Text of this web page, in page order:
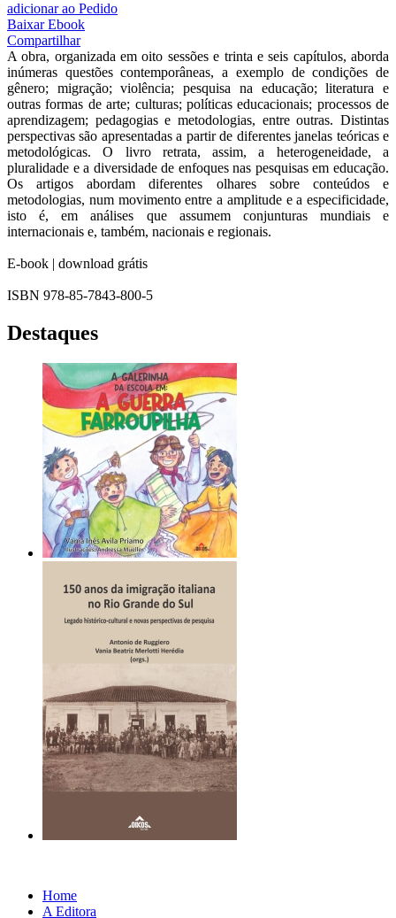
adicionar ao Pedido
Baixar Ebook
Compartilhar
A obra, organizada em oito sessões e trinta e seis capítulos, aborda
inúmeras questões contemporâneas, a exemplo de condições de
gênero; migração; violência; pesquisa na educação; literatura e
outras formas de arte; culturas; políticas educacionais; processos de
aprendizagem; pedagogias e metodologias, entre outras. Distintas
perspectivas são apresentadas a partir de diferentes janelas teóricas e
metodológicas. O livro retrata, assim, a heterogeneidade, a
pluralidade e a diversidade de enfoques nas pesquisas em educação.
Os artigos abordam diferentes olhares sobre conteúdos e
metodologias, num movimento entre a amplitude e a especificidade,
isto é, em análises que assumem conjunturas mundiais e
internacionais e, também, nacionais e regionais.
E-book | download grátis
ISBN 978-85-7843-800-5
Destaques
Home
A Editora